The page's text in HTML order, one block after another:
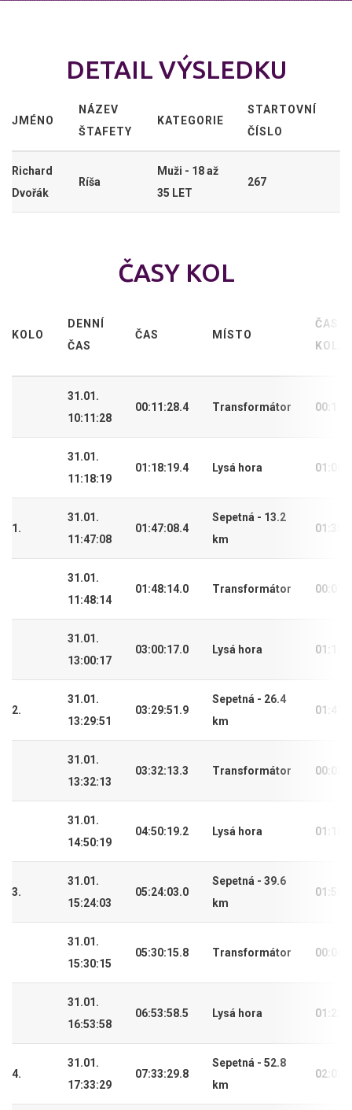
DETAIL VÝSLEDKU
JMÉNO
NÁZEV
ŠTAFETY
KATEGORIE
STARTOVNÍ
ČÍSLO
Richard
Dvořák
Ríša
Muži - 18 až
35 LET
267
ČASY KOL
KOLO
DENNÍ
ČAS
ČAS MÍSTO
ČAS
KOLA
31.01.
10:11:28
00:11:28.4 Transformátor
31.01.
11:18:19
01:18:19.4 Lysá hora
1.
31.01.
11:47:08
01:47:08.4
Sepetná - 13.2
km
31.01.
11:48:14
01:48:14.0 Transformátor
31.01.
13:00:17
03:00:17.0 Lysá hora
2.
31.01.
13:29:51
03:29:51.9
Sepetná - 26.4
km
31.01.
13:32:13
03:32:13.3 Transformátor
31.01.
14:50:19
04:50:19.2 Lysá hora
3.
31.01.
15:24:03
05:24:03.0
Sepetná - 39.6
km
31.01.
15:30:15
05:30:15.8 Transformátor
31.01.
16:53:58
06:53:58.5 Lysá hora
4.
31.01.
17:33:29
07:33:29.8
Sepetná - 52.8
km